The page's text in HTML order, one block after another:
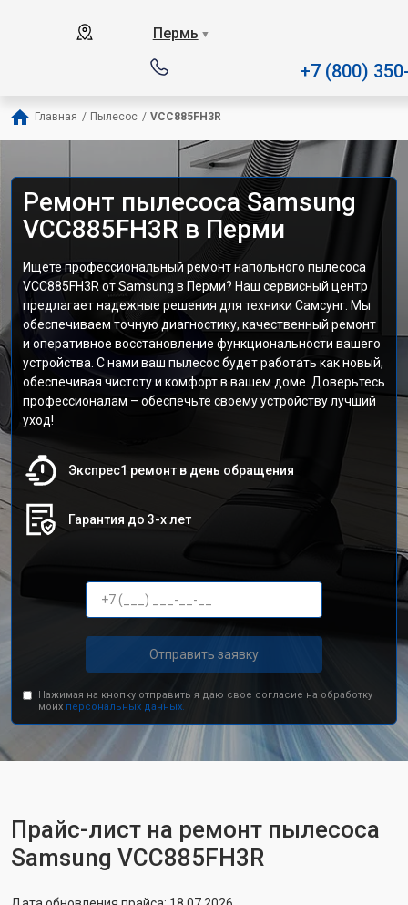
Пермь ▼
+7 (800)
Главная / Пылесос / VCC885FH3R
Ремонт пылесоса Samsung
VCC885FH3R в Перми
Ищете профессиональный ремонт напольного пылесоса
VCC885FH3R от Samsung в Перми? Наш сервисный центр
предлагает надежные решения для техники Самсунг. Мы
обеспечиваем точную диагностику, качественный ремонт
и оперативное восстановление функциональности вашего
устройства. С нами ваш пылесос будет работать как новый,
обеспечивая чистоту и комфорт в вашем доме. Доверьтесь
профессионалам – обеспечьте своему устройству лучший
уход!
Экспрес1 ремонт в день обращения
Гарантия до 3-х лет
Отправить заявку
Нажимая на кнопку отправить я даю свое согласие на обработку
моих персональных данных.
Прайс-лист на ремонт пылесоса
Samsung VCC885FH3R